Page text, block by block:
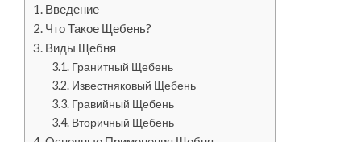
Введение
Что Такое Щебень?
Виды Щебня
Гранитный Щебень
Известняковый Щебень
Гравийный Щебень
Вторичный Щебень